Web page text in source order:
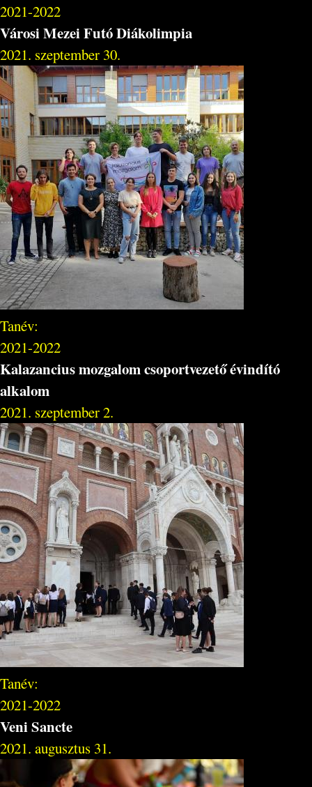
2021-2022
Városi Mezei Futó Diákolimpia
2021. szeptember 30.
Tanév:
2021-2022
Kalazancius mozgalom csoportvezető évindító
alkalom
2021. szeptember 2.
Tanév:
2021-2022
Veni Sancte
2021. augusztus 31.